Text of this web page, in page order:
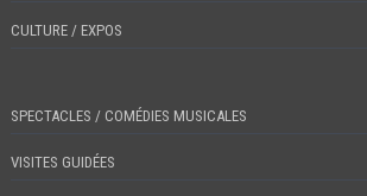
CULTURE / EXPOS
SPECTACLES / COMÉDIES MUSICALES
VISITES GUIDÉES